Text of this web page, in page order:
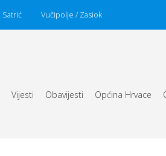
Satrić Vučipolje / Zasiok
Vijesti Obavijesti Općina Hrvace